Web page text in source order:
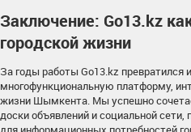
Заключение: Go13.kz
городской жизни
За годы работы Go13.kz превратился
многофункциональную платформу,
жизни Шымкента. Мы успешно
доски объявлений и социальной